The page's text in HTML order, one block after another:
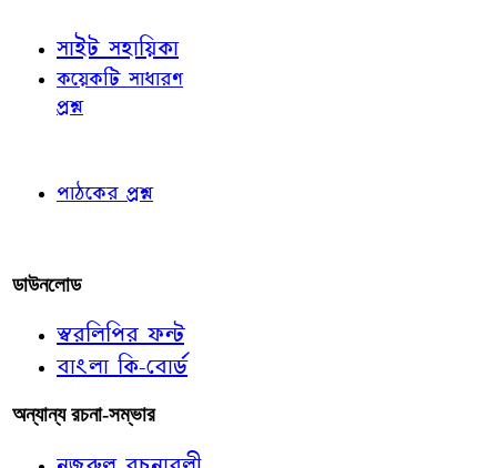
সাইট সহায়িকা
কয়েকটি সাধারণ
প্রশ্ন
পাঠকের প্রশ্ন
ডাউনলোড
স্বরলিপির ফন্ট
বাংলা কি-বোর্ড
অন্যান্য রচনা-সম্ভার